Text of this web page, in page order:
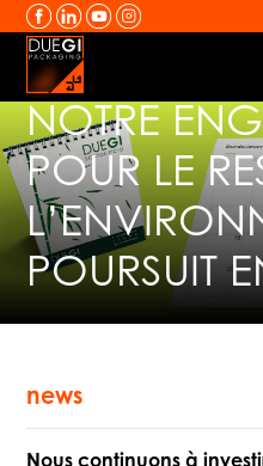
Passer au contenu
NOTRE
POUR LE
POURSUIT
news
Nous continuons à